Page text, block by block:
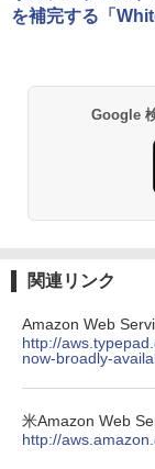
を補完する「
Google
関連リンク
Amazon Web
http://
now-broadly-
米Amazon Web
http://